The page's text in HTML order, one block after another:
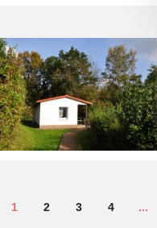
1 2 3 4 ...